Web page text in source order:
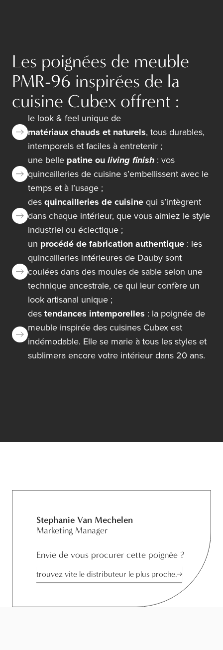
Les poignées de meuble
PMR-96 inspirées de la
cuisine Cubex offrent :
le look & feel unique de
matériaux chauds et naturels, tous durables,
intemporels et faciles à entretenir ;
une belle patine ouliving finish : vos
quincailleries de cuisine s’embellissent avec le
temps et à l’usage ;
desquincailleries de cuisinequi s’intègrent
dans chaque intérieur, que vous aimiez le style
industriel ou éclectique ;
un procédé de fabrication authentique : les
quincailleries intérieures de Dauby sont
coulées dans des moules de sableselon une
technique ancestrale, ce qui leur confère un
look artisanal unique ;
destendances intemporelles : la poignée de
meuble inspirée des cuisines Cubex est
indémodable. Elle se marie à tous les styles et
sublimera encore votre intérieur dans 20 ans.
Stephanie Van Mechelen
Marketing Manager
Envie de vous procurer cette poignée ?
trouvez vite le distributeur le plus proche.